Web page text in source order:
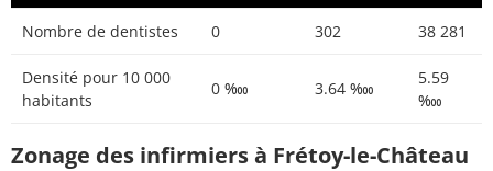
Nombre de dentistes 0 302 38 281
Densité pour 10 000
habitants
0 ‱ 3.64 ‱
5.59
‱
Zonage des infirmiers à Frétoy-le-Château